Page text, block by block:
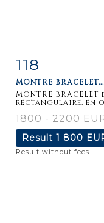
Item detail
118
MONTRE BRACELET...
MONTRE BRACELET
rectangulaire, en
1800 - 2200
Result 1 800
Result without fees